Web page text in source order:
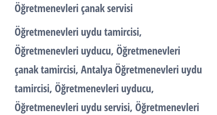
Öğretmenevleri çanak servisi
Öğretmenevleri uydu tamircisi,
Öğretmenevleri uyducu, Öğretmenevleri
çanak tamircisi, Antalya Öğretmenevleri uydu
tamircisi, Öğretmenevleri uyducu,
Öğretmenevleri uydu servisi, Öğretmenevleri